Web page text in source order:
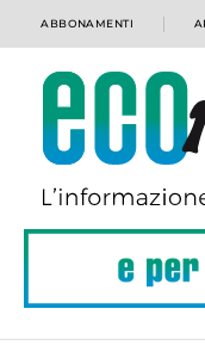
ABBONAMENTI